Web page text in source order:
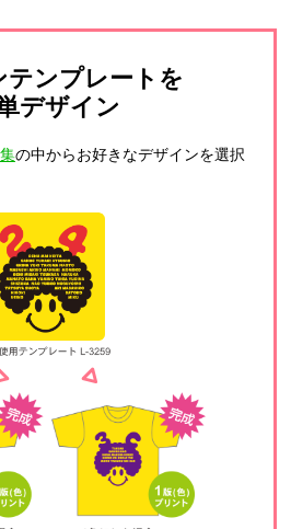
テンプレートを
デザイン
の中からお好きなデザインを選択